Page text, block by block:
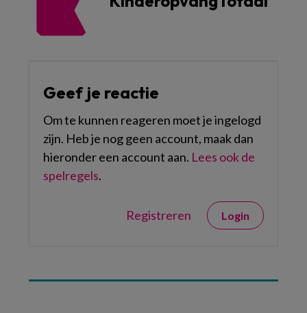
Geef je reactie
Om te kunnen reageren moet je ingelogd
zijn. Heb je nog geen account, maak dan
hieronder een account aan. Lees ook de
spelregels.
Registreren Login